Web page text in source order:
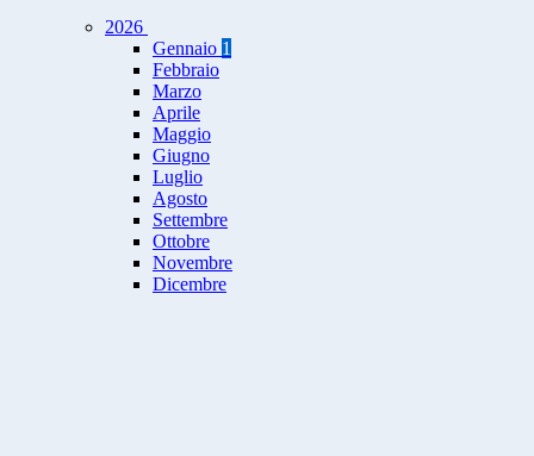
2026
Gennaio 1
Febbraio
Marzo
Aprile
Maggio
Giugno
Luglio
Agosto
Settembre
Ottobre
Novembre
Dicembre